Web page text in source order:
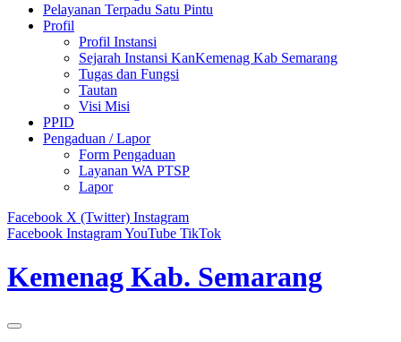
Pelayanan Terpadu Satu Pintu
Profil
Profil Instansi
Sejarah Instansi KanKemenag Kab Semarang
Tugas dan Fungsi
Tautan
Visi Misi
PPID
Pengaduan / Lapor
Form Pengaduan
Layanan WA PTSP
Lapor
Facebook X (Twitter) Instagram
Facebook InstagramYouTube TikTok
Kemenag Kab. Semarang